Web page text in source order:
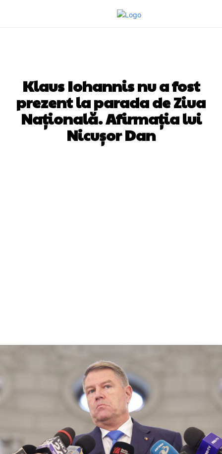
Klaus Iohannis nu a fost
prezent la parada de Ziua
Națională. Afirmația lui
Nicușor Dan